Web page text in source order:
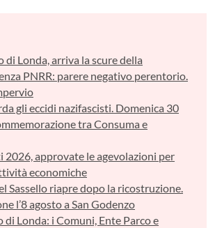
di Londa, arriva la scure della
PNRR: parere negativo perentorio.
gli eccidi nazifascisti. Domenica 30
tra Consuma e
2026, approvate le agevolazioni per
economiche
Sassello riapre dopo la ricostruzione.
l’8 agosto a San Godenzo
di Londa: i Comuni, Ente Parco e